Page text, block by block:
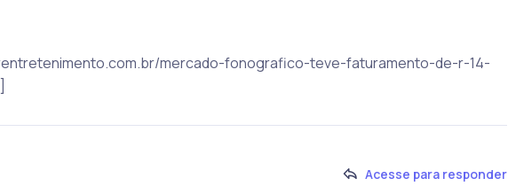
mercado-fonografico-teve-faturamento-de-r-14-
Acesse para responder